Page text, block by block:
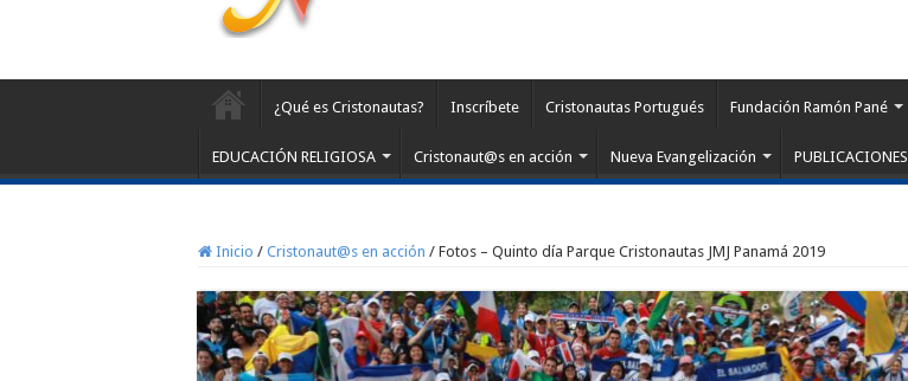
¿Qué es Cristonautas? Inscríbete Cristonautas Portugués Fundación Ramón Pané
EDUCACIÓN RELIGIOSA Cristonaut@s en acción Nueva Evangelización PUBLICACIONES
Inicio / Cristonaut@s en acción / Fotos – Quinto día Parque Cristonautas JMJ Panamá 2019